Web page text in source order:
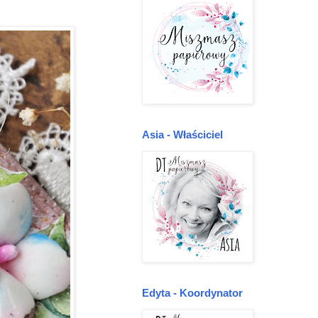
Asia - Właściciel
Edyta - Koordynator